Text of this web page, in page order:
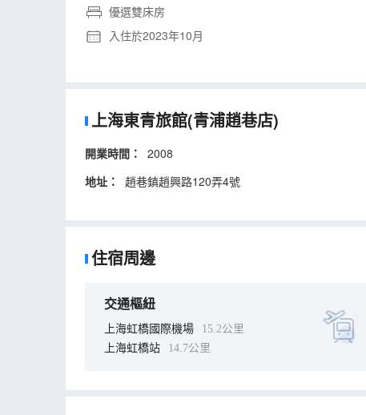
優選雙床房
入住於2023年10月
上海東青旅館(青浦趙巷店)
開業時間：
2008
地址：
趙巷鎮趙興路120弄4號
住宿周邊
交通樞紐
上海虹橋國際機場
15.2公里
上海虹橋站
14.7公里